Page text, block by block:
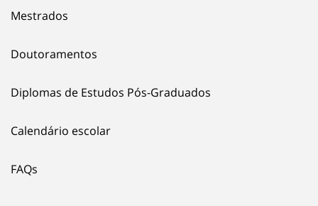
Mestrados
Doutoramentos
Diplomas de Estudos Pós-Graduados
Calendário escolar
FAQs